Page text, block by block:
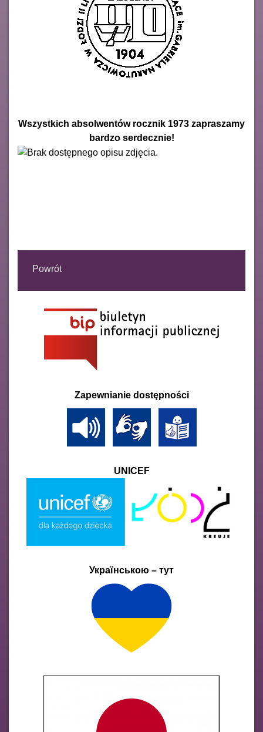
Wszystkich absolwentów rocznik 1973 zapraszamy
bardzo serdecznie!
Powrót
Zapewnianie dostępności
UNICEF
Українською – тут